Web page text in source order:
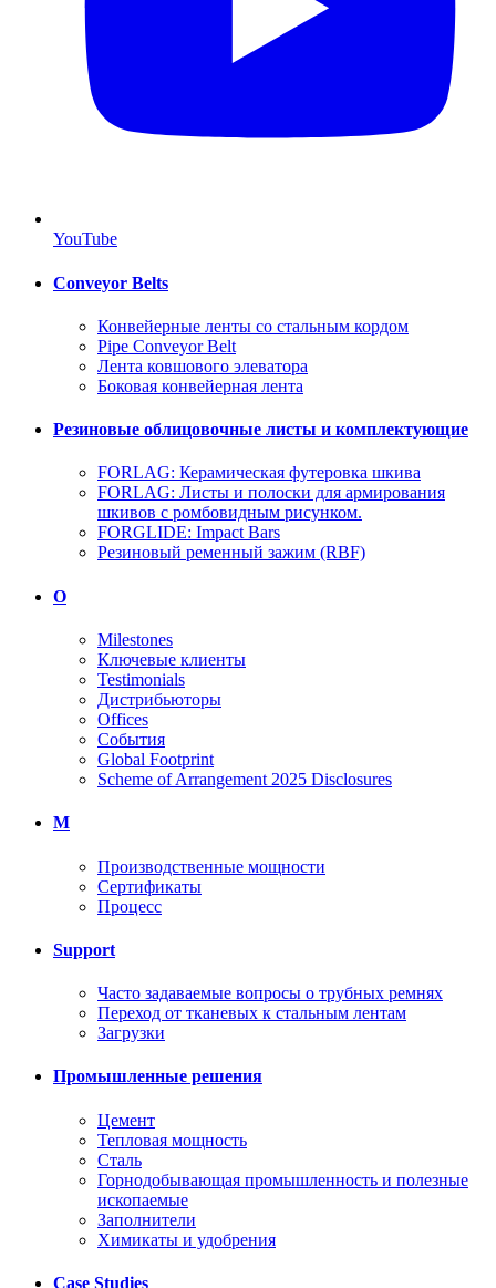
YouTube
Conveyor Belts
Конвейерные ленты со стальным кордом
Pipe Conveyor Belt
Лента ковшового элеватора
Боковая конвейерная лента
Резиновые облицовочные листы и комплектующие
FORLAG: Керамическая футеровка шкива
FORLAG: Листы и полоски для армирования
шкивов с ромбовидным рисунком.
FORGLIDE: Impact Bars
Резиновый ременный зажим (RBF)
О
Milestones
Ключевые клиенты
Testimonials
Дистрибьюторы
Offices
События
Global Footprint
Scheme of Arrangement 2025 Disclosures
M
Производственные мощности
Сертификаты
Процесс
Support
Часто задаваемые вопросы о трубных ремнях
Переход от тканевых к стальным лентам
Загрузки
Промышленные решения
Цемент
Тепловая мощность
Сталь
Горнодобывающая промышленность и полезные
ископаемые
Заполнители
Химикаты и удобрения
Case Studies